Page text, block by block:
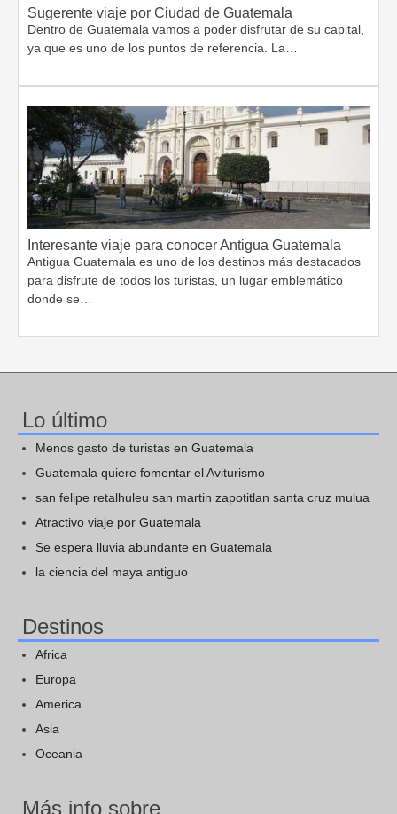
Sugerente viaje por Ciudad de Guatemala
Dentro de Guatemala vamos a poder disfrutar de su capital,
ya que es uno de los puntos de referencia. La…
Interesante viaje para conocer Antigua Guatemala
Antigua Guatemala es uno de los destinos más destacados
para disfrute de todos los turistas, un lugar emblemático
donde se…
Lo último
Menos gasto de turistas en Guatemala
Guatemala quiere fomentar el Aviturismo
san felipe retalhuleu san martin zapotitlan santa cruz mulua
Atractivo viaje por Guatemala
Se espera lluvia abundante en Guatemala
la ciencia del maya antiguo
Destinos
Africa
Europa
America
Asia
Oceania
Más info sobre